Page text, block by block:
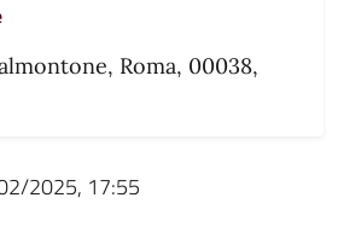
Roma, 00038,
2025, 17:55